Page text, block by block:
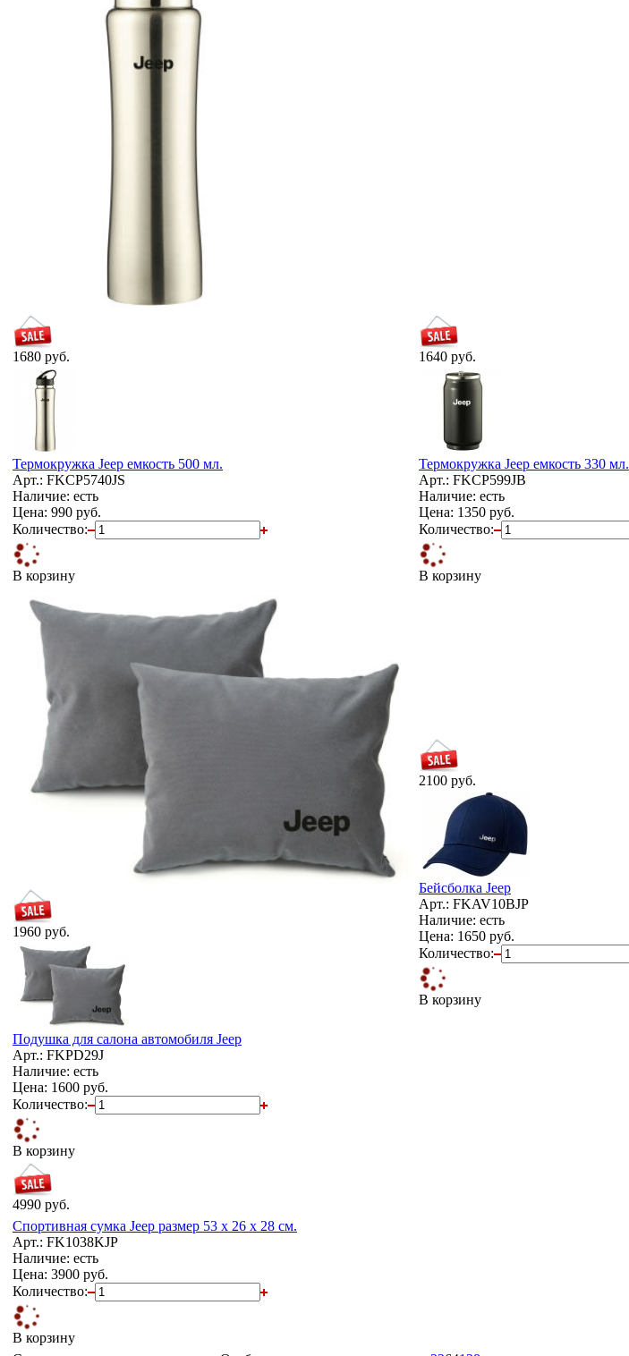
1680 руб.
Термокружка Jeep емкость 500 мл.
Арт.: FKCP5740JS
Наличие: есть
Цена: 990 руб.
Количество:
В корзину
1640 руб.
Термокружка Jeep емкость 330 мл.
Арт.: FKCP599JB
Наличие: есть
Цена: 1350 руб.
Количество:
В корзину
1960 руб.
Подушка для салона автомобиля Jeep
Арт.: FKPD29J
Наличие: есть
Цена: 1600 руб.
Количество:
В корзину
2100 руб.
Бейсболка Jeep
Арт.: FKAV10BJP
Наличие: есть
Цена: 1650 руб.
Количество:
В корзину
4990 руб.
Спортивная сумка Jeep размер 53 х 26 х 28 см.
Арт.: FK1038KJP
Наличие: есть
Цена: 3900 руб.
Количество:
В корзину